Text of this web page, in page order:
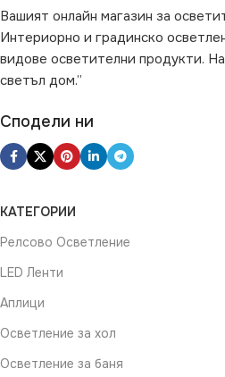
с Крушки
Вашият онлайн магазин за
Интериорно и градинско
видове осветителни продукти.
светъл дом.”
Сподели ни
КАТЕГОРИИ
Релсово Осветление
LED Ленти
Аплици
Осветление за хол
Осветление за баня